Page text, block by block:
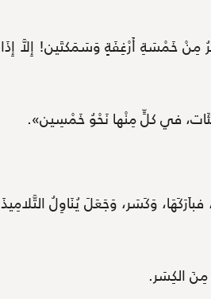
مِنْ خَمْسَةِ أَرْغِفَةٍ وَسَمَكتَين! إِلاَّ إِذَا
في كلٍّ مِنْها نَحْوُ خَمْسِين».
وَكَسَر، وَجَعَلَ يُنَاوِلُ التَّلامِيذَ
الكِسَر.